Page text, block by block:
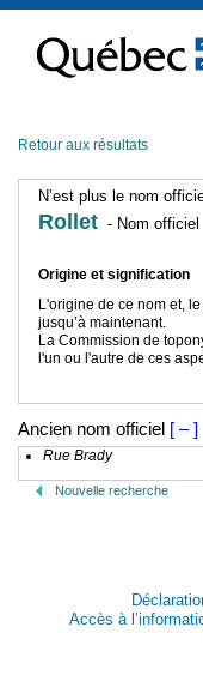
contenu
Retour aux résultats
N’est plus le nom
Rollet - Nom officiel
Origine et signification
L'origine de ce nom et,
jusqu’à maintenant.
La Commission de
l'un ou l'autre de ces
Ancien nom officiel [ – ]
Rue Brady
Nouvelle recherche
Accès à